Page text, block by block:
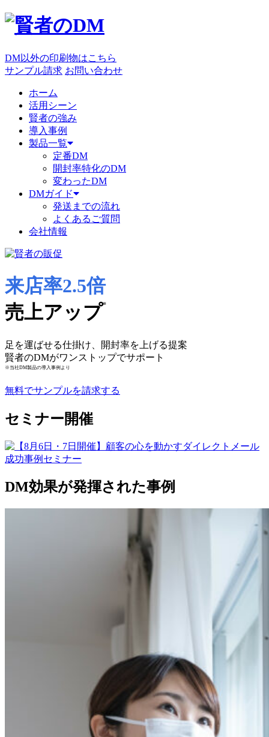
DM以外の印刷物はこちら
サンプル請求 お問い合わせ
ホーム
活用シーン
賢者の強み
導入事例
製品一覧
定番DM
開封率特化のDM
変わったDM
DMガイド
発送までの流れ
よくあるご質問
会社情報
来店率2.5倍
売上アップ※
足を運ばせる仕掛け、開封率を上げる提案
賢者のDMがワンストップでサポート
※当社DM製品の導入事例より
無料でサンプルを請求する
セミナー開催
DM効果が発揮された事例